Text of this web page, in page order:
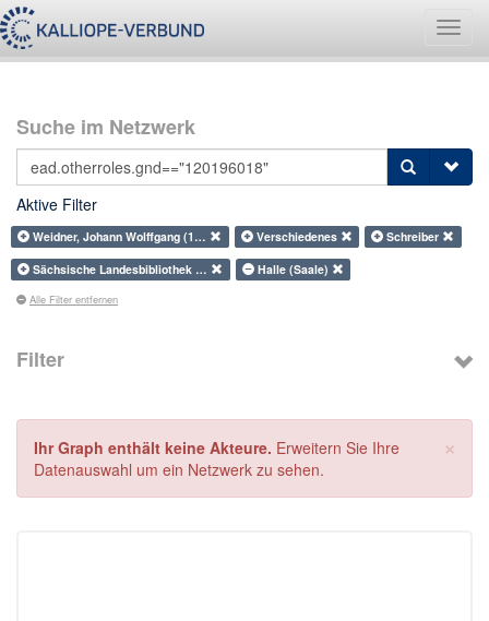
Suche im Netzwerk
Aktive Filter
Weidner, Johann Wolffgang (1… Verschiedenes
Schreiber
Sächsische Landesbibliothek …
Halle (Saale)
Alle Filter entfernen
Filter
×
Ihr Graph enthält keine Akteure. Erweitern Sie Ihre
Datenauswahl um ein Netzwerk zu sehen.